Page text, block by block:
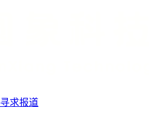
寻求报道